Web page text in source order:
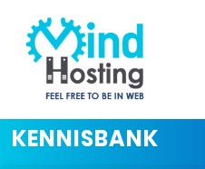
KENNISBANK